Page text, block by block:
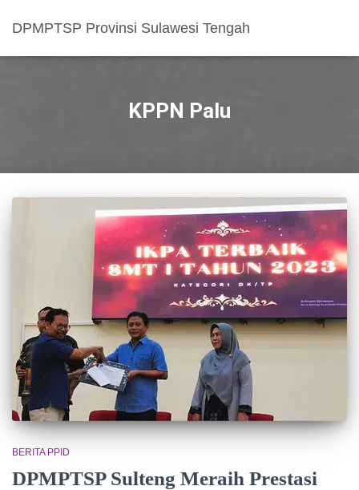
DPMPTSP Provinsi Sulawesi Tengah
KPPN Palu
BERITA PPID
DPMPTSP Sulteng Meraih Prestasi